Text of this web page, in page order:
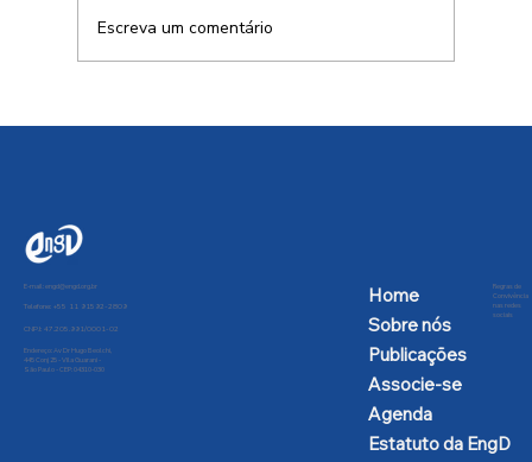
Escreva um comentário
E-mail:engd@engd.org.br
Telefone: +55 11 91592-2809
CNPJ: 47.205.991/0001-02
Endereço: Av Dr Hugo Beolchi,
445 Conj 25 - Vila Guarani -
São Paulo - CEP: 04310-030
Home
Sobre nós
Publicações
Associe-se
Agenda
Estatuto da EngD
Regras de
Convivência
nas redes
sociais